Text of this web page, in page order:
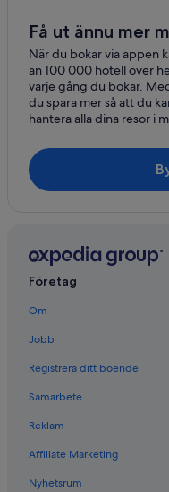
3-Stjärniga hotell i
3-Stjärniga hotell i
3-Stjärniga hotell i
Få ut ännu mer
När du bokar via appen
än 100 000 hotell över
varje gång du bokar.
du spara mer så att du
hantera alla dina resor i
Företag
Om
Jobb
Registrera ditt boende
Samarbete
Reklam
Affiliate Marketing
Nyhetsrum